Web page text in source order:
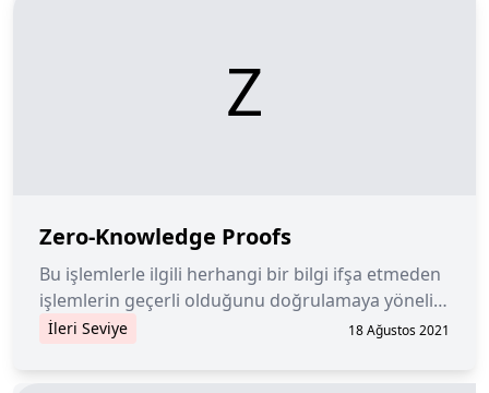
Z
Zero-Knowledge Proofs
Bu işlemlerle ilgili herhangi bir bilgi ifşa etmeden
işlemlerin geçerli olduğunu doğrulamaya yönelik
kanıtlar, meşruiyetini korurken işlemin gizliliğini
İleri Seviye 18 Ağustos 2021